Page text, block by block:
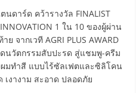
นดาร์ด คว้ารางวัล FINALIST
INNOVATION 1 ใน 10 ของผู้ผ่าน
ย จากเวที AGRI PLUS AWARD
นวัตกรรมสับปะรด สู่แชมพู-ครีม
มทำสี แบบไร้ซัลเฟตและซิลิโคน
เงางาม สะอาด ปลอดภัย